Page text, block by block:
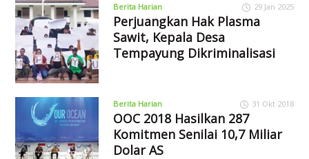
Berita Harian 29 Jan 2025
Perjuangkan Hak Plasma
Sawit, Kepala Desa
Tempayung Dikriminalisasi
Berita Harian 31 Okt 2018
OOC 2018 Hasilkan 287
Komitmen Senilai 10,7 Miliar
Dolar AS